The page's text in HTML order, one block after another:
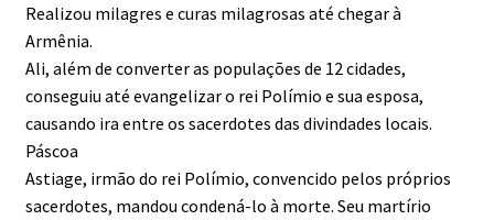
Realizou milagres e curas milagrosas até chegar à
Armênia.
Ali, além de converter as populações de 12 cidades,
conseguiu até evangelizar o rei Polímio e sua esposa,
causando ira entre os sacerdotes das divindades locais.
Páscoa
Astiage, irmão do rei Polímio, convencido pelos próprios
sacerdotes, mandou condená-lo à morte. Seu martírio